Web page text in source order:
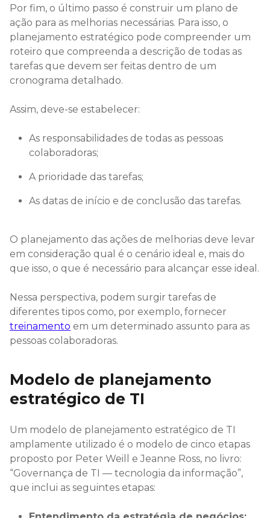
Por fim, o último passo é construir um plano de
ação para as melhorias necessárias. Para isso, o
planejamento estratégico pode compreender um
roteiro que compreenda a descrição de todas as
tarefas que devem ser feitas dentro de um
cronograma detalhado.
Assim, deve-se estabelecer:
As responsabilidades de todas as pessoas
colaboradoras;
A prioridade das tarefas;
As datas de início e de conclusão das tarefas.
O planejamento das ações de melhorias deve levar
em consideração qual é o cenário ideal e, mais do
que isso, o que é necessário para alcançar esse ideal.
Nessa perspectiva, podem surgir tarefas de
diferentes tipos como, por exemplo, fornecer
treinamento em um determinado assunto para as
pessoas colaboradoras.
Modelo de planejamento
estratégico de TI
Um modelo de planejamento estratégico de TI
amplamente utilizado é o modelo de cinco etapas
proposto por Peter Weill e Jeanne Ross, no livro:
“Governança de TI — tecnologia da informação”,
que inclui as seguintes etapas: